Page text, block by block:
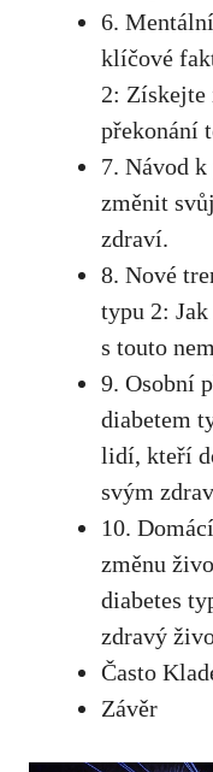
6.
klíčové
2:
překonání
7. Návod
změnit
zdraví.
8. Nové
typu 2:
s touto‌
9. Osobní​
diabetem
lidí, kteří
svým
10.
změnu
diabetes
zdravý
Často
Závěr